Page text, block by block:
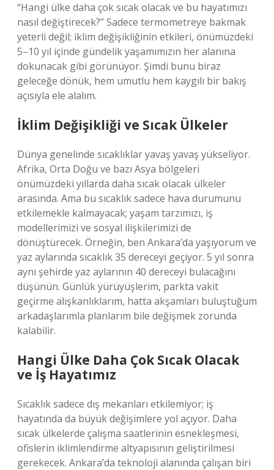
“Hangi ülke daha çok sıcak olacak ve bu hayatımızı
nasıl değiştirecek?” Sadece termometreye bakmak
yeterli değil; iklim değişikliğinin etkileri, önümüzdeki
5–10 yıl içinde gündelik yaşamımızın her alanına
dokunacak gibi görünüyor. Şimdi bunu biraz
geleceğe dönük, hem umutlu hem kaygılı bir bakış
açısıyla ele alalım.
İklim Değişikliği ve Sıcak Ülkeler
Dünya genelinde sıcaklıklar yavaş yavaş yükseliyor.
Afrika, Orta Doğu ve bazı Asya bölgeleri
önümüzdeki yıllarda daha sıcak olacak ülkeler
arasında. Ama bu sıcaklık sadece hava durumunu
etkilemekle kalmayacak; yaşam tarzımızı, iş
modellerimizi ve sosyal ilişkilerimizi de
dönüştürecek. Örneğin, ben Ankara’da yaşıyorum ve
yaz aylarında sıcaklık 35 dereceyi geçiyor. 5 yıl sonra
aynı şehirde yaz aylarının 40 dereceyi bulacağını
düşünün. Günlük yürüyüşlerim, parkta vakit
geçirme alışkanlıklarım, hatta akşamları buluştuğum
arkadaşlarımla planlarım bile değişmek zorunda
kalabilir.
Hangi Ülke Daha Çok Sıcak Olacak
ve İş Hayatımız
Sıcaklık sadece dış mekanları etkilemiyor; iş
hayatında da büyük değişimlere yol açıyor. Daha
sıcak ülkelerde çalışma saatlerinin esnekleşmesi,
ofislerin iklimlendirme altyapısının geliştirilmesi
gerekecek. Ankara’da teknoloji alanında çalışan biri